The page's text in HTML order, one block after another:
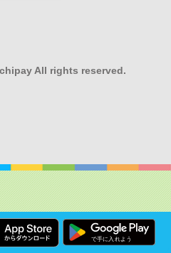
All rights reserved.